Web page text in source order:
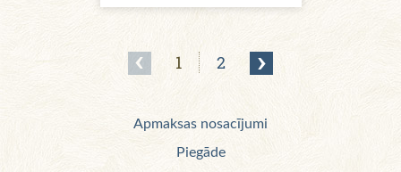
1 2
Apmaksas nosacījumi
Piegāde